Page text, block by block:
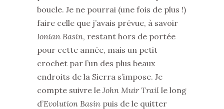
boucle. Je ne pourrai (une fois de plus !)
faire celle que j’avais prévue, à savoir
Ionian Basin, restant hors de portée
pour cette année, mais un petit
crochet par l’un des plus beaux
endroits de la Sierra s’impose. Je
compte suivre le John Muir Trail le long
d’Evolution Basin puis de le quitter